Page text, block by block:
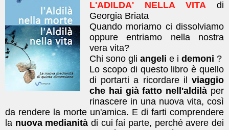
L'ADILDA' NELLA VITA di
Georgia Briata
Quando moriamo ci dissolviamo
oppure entriamo nella nostra
vera vita?
Chi sono gli angeli e i demoni ?
Lo scopo di questo libro è quello
di portarti a ricordare il viaggio
che hai già fatto nell'aldilà per
rinascere in una nuova vita, così
da rendere la morte un'amica. E di farti comprendere
la nuova medianità di cui fai parte, perché avere dei